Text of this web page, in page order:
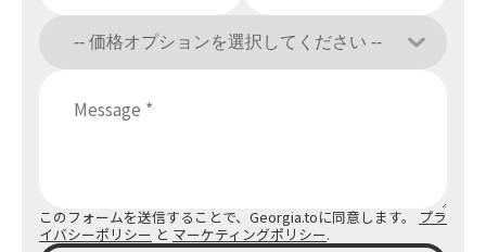
このフォームを送信することで、Georgia.toに同意します。
プラ
イバシーポリシー と マーケティングポリシー.